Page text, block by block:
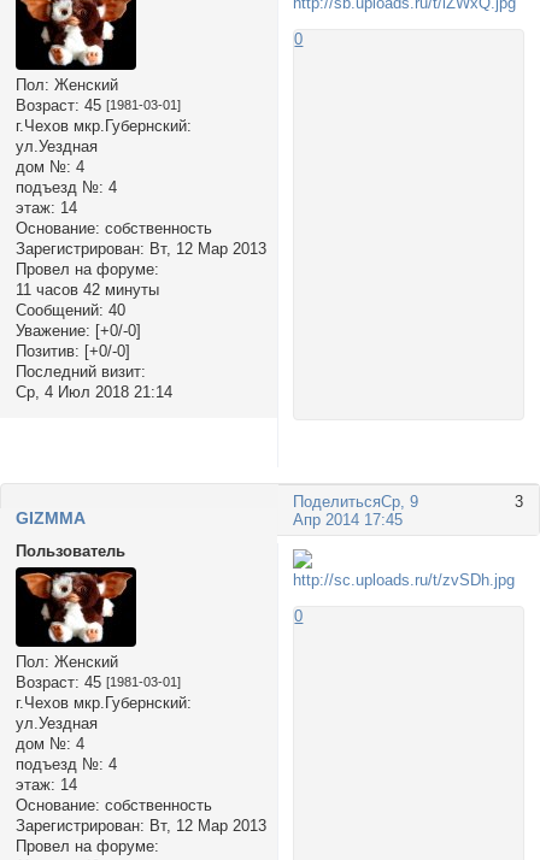
Пол: Женский
Возраст: 45 [1981-03-01]
г.Чехов мкр.Губернский:
ул.Уездная
дом №: 4
подъезд №: 4
этаж: 14
Основание: собственность
Зарегистрирован: Вт, 12 Мар 2013
Провел на форуме:
11 часов 42 минуты
Сообщений: 40
Уважение: [+0/-0]
Позитив: [+0/-0]
Последний визит:
Ср, 4 Июл 2018 21:14
0
Поделиться 3
Ср, 9
Апр 2014 17:45
GIZMMA
Пользователь
Пол: Женский
Возраст: 45 [1981-03-01]
г.Чехов мкр.Губернский:
ул.Уездная
дом №: 4
подъезд №: 4
этаж: 14
Основание: собственность
Зарегистрирован: Вт, 12 Мар 2013
Провел на форуме:
0